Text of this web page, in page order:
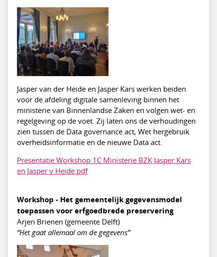
Jasper van der Heide en Jasper Kars werken beiden
voor de afdeling digitale samenleving binnen het
ministerie van Binnenlandse Zaken en volgen wet- en
regelgeving op de voet. Zij laten ons de verhoudingen
zien tussen de Data governance act, Wet hergebruik
overheidsinformatie en de nieuwe Data act.
Presentatie Workshop 1C Ministerie BZK Jasper Kars
en Jasper v Heide.pdf
Workshop - Het gemeentelijk gegevensmodel
toepassen voor erfgoedbrede preservering
Arjen Brienen (gemeente Delft)
“Het gaat allemaal om de gegevens”